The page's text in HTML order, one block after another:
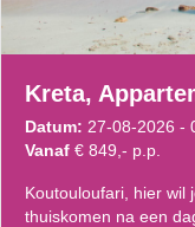
Kreta,
Datum: 27-08-2026 -
Vanaf € 849,- p.p.
Koutouloufari, hier wil
thuiskomen na een